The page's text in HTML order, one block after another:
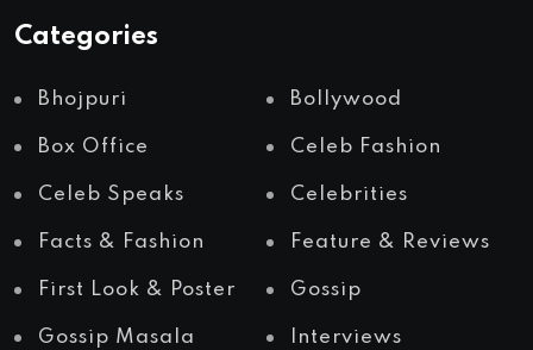
Categories
Bhojpuri Bollywood
Box Office Celeb Fashion
Celeb Speaks Celebrities
Facts & Fashion Feature & Reviews
First Look & Poster Gossip
Gossip Masala Interviews